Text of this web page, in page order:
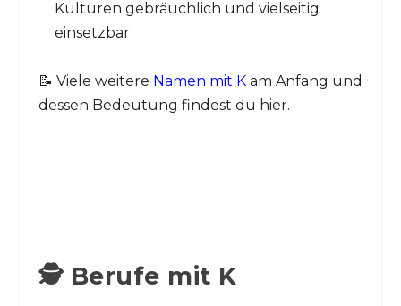
Kulturen gebräuchlich und vielseitig
einsetzbar
📝 Viele weitere Namen mit Kam Anfang und
dessen Bedeutung findest du hier.
🕵️ Berufe mit K